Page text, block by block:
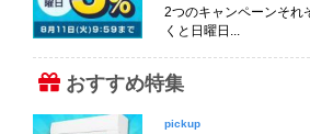
2つのキャンペーンそれ
くと日曜日...
おすすめ特集
pickup